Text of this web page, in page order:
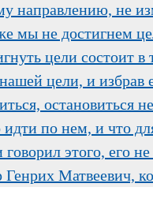
направлению, не
мы не достигнем
цели состоит
цели, и избрав
остановиться
по нем, и что
этого, его
Матвеевич,